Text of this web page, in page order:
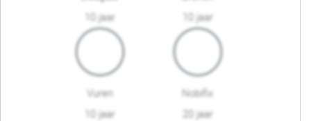
10 jaar
10 jaar
Vuren
10 jaar
Nobifix
20 jaar